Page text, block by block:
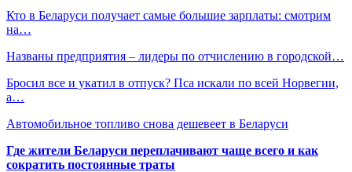
Кто в Беларуси получает самые большие зарплаты: смотрим
на…
Названы предприятия – лидеры по отчислению в городской…
Бросил все и укатил в отпуск? Пса искали по всей Норвегии,
а…
Автомобильное топливо снова дешевеет в Беларуси
Где жители Беларуси переплачивают чаще всего и как
сократить постоянные траты